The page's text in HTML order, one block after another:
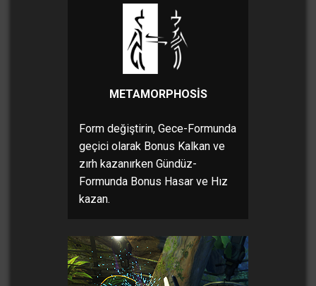
METAMORPHOSIS
Form değiştirin, Gece-Formunda
geçici olarak Bonus Kalkan ve
zırh kazanırken Gündüz-
Formunda Bonus Hasar ve Hız
kazan.